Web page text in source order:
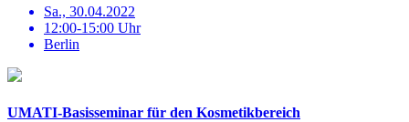
Sa., 30.04.2022
12:00-15:00 Uhr
Berlin
UMATI-Basisseminar für den Kosmetikbereich